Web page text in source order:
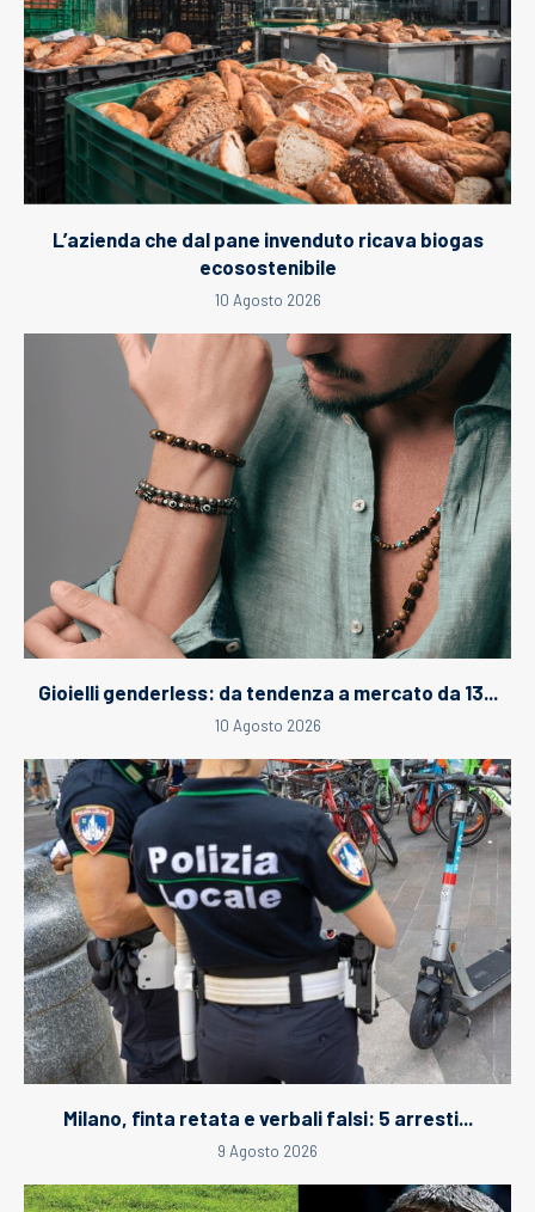
L’azienda che dal pane invenduto ricava biogas
ecosostenibile
10 Agosto 2026
Gioielli genderless: da tendenza a mercato da 13...
10 Agosto 2026
Milano, finta retata e verbali falsi: 5 arresti...
9 Agosto 2026